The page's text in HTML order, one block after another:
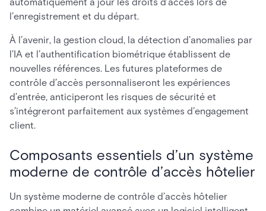
l’enregistrement et du départ.
À l’avenir, la gestion cloud, la détection d’anomalies par
l’IA et l’authentification biométrique établissent de
nouvelles références. Les futures plateformes de
contrôle d’accès personnaliseront les expériences
d’entrée, anticiperont les risques de sécurité et
s’intégreront parfaitement aux systèmes d’engagement
client.
Composants essentiels d’un système
moderne de contrôle d’accès hôtelier
Un système moderne de contrôle d’accès hôtelier